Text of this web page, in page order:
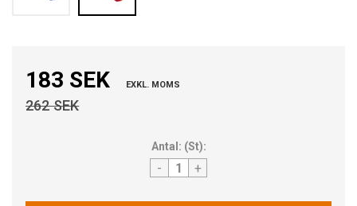
183 SEK EXKL. MOMS
262 SEK
Antal: (St):
- +